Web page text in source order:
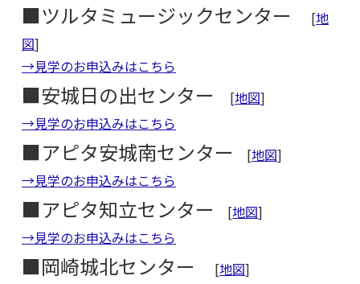
■ツルタミュージックセンター [地
図]
→見学のお申込みはこちら
■安城日の出センター [地図]
→見学のお申込みはこちら
■アピタ安城南センター [地図]
→見学のお申込みはこちら
■アピタ知立センター [地図]
→見学のお申込みはこちら
■岡崎城北センター [地図]